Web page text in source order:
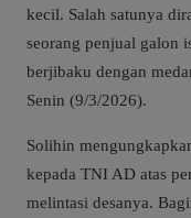
kecil. Salah satunya
seorang penjual galon
berjibaku dengan
Senin (9/3/2026).
Solihin
kepada TNI AD atas
melintasi desanya.